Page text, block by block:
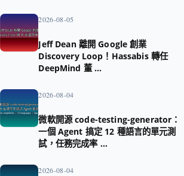
2026-08-05
Jeff Dean 離開 Google 創業
Discovery Loop！Hassabis 轉任
DeepMind 董 …
2026-08-04
微軟開源 code-testing-generator：
一個 Agent 搞定 12 種語言的單元測
試，任務完成率 …
2026-08-04